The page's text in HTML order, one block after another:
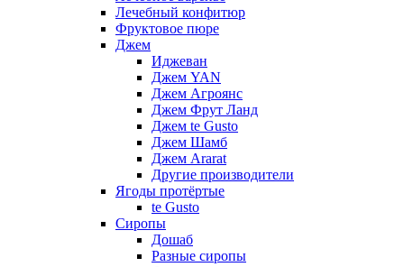
Лечебный конфитюр
Фруктовое пюре
Джем
Иджеван
Джем YAN
Джем Агроянс
Джем Фрут Ланд
Джем te Gusto
Джем Шамб
Джем Ararat
Другие производители
Ягоды протёртые
te Gusto
Сиропы
Дошаб
Разные сиропы